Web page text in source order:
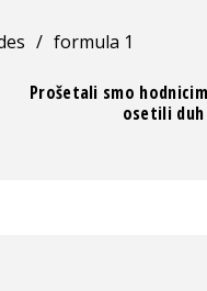
/ formula 1
Prošetali smo
osetili